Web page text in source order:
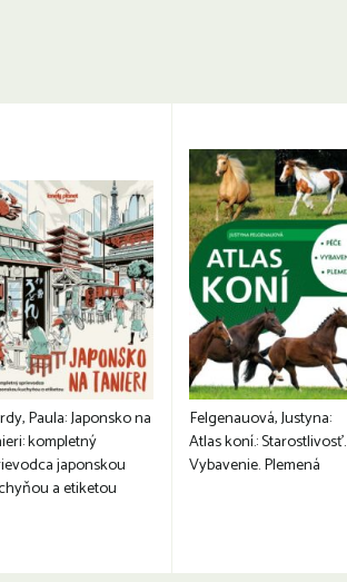
Paula: Japonsko na
kompletný
japonskou
a etiketou
Felgenauová, Justyna:
Atlas koní.: Starostlivosť.
Vybavenie. Plemená